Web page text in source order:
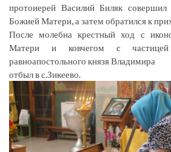
протоиерей Василий Биляк
Божией Матери, а затем обратился к
После молебна крестный ход с
Матери и ковчегом с
равноапостольного князя Владимира
отбыл в с.Зикеево.